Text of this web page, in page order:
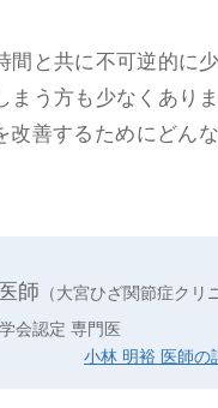
と共に不可逆的に
う方も少なくあり
善するためにどん
師 （大宮ひざ関節症クリ
会認定 専門医
小林 明裕 医師の